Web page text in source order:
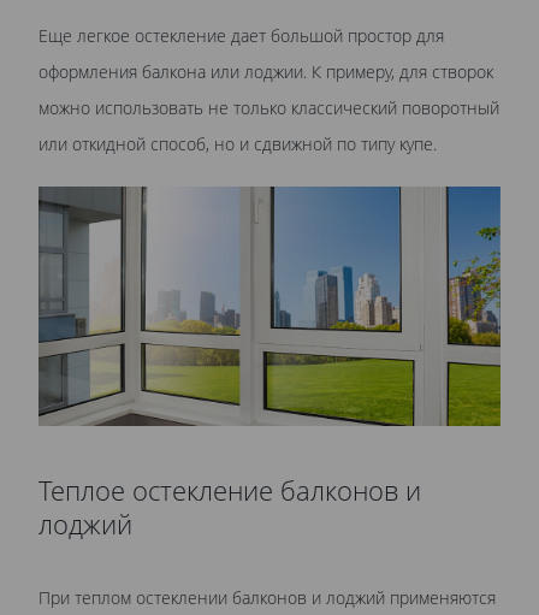
Еще легкое остекление дает большой простор для
оформления балкона или лоджии. К примеру, для створок
можно использовать не только классический поворотный
или откидной способ, но и сдвижной по типу купе.
Теплое остекление балконов и
лоджий
При теплом остеклении балконов и лоджий применяются